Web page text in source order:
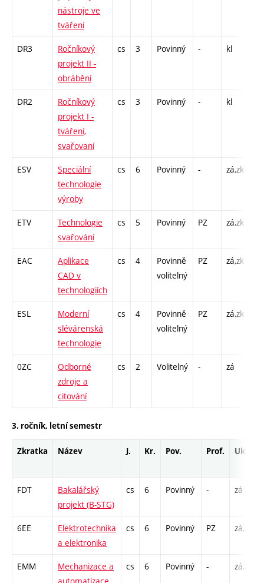
nástroje ve
tváření
DR3
Ročníkový
projekt II -
obrábění
cs 3 Povinný - kl
DR2
Ročníkový
projekt I -
tváření,
svařovaní
cs 3 Povinný - kl
ESV
Speciální
technologie
výroby
cs 6 Povinný - zá,zk
ETV
Technologie
svařování
cs 5 Povinný PZ zá,zk
EAC
Aplikace
CAD v
technologiích
cs 4
Povinně
volitelný
PZ zá,zk
ESL
Moderní
slévárenská
technologie
cs 4
Povinně
volitelný
PZ zá,zk
0ZC
Odborné
zdroje a
citování
cs 2 Volitelný - zá
3. ročník, letní semestr
Zkratka Název J. Kr. Pov. Prof. Uk.
FDT
Bakalářský
projekt (B-STG)
cs 6 Povinný - zá
6EE
Elektrotechnika
a elektronika
cs 6 Povinný PZ zá,zk
EMM
Mechanizace a
cs 6 Povinný - zá,zk